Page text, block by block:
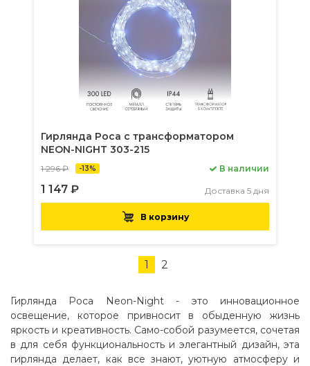
Гирлянда Роса с трансформатором
NEON-NIGHT 303-215
1 296 ₽ -13%
1 147 ₽
В наличии
Доставка 5 дня
В корзину
1 2
Гирлянда Роса Neon-Night - это инновационное
освещение, которое привносит в обыденную жизнь
яркость и креативность. Само-собой разумеется, сочетая
в для себя функциональность и элегантный дизайн, эта
гирлянда делает, как все знают, уютную атмосферу и